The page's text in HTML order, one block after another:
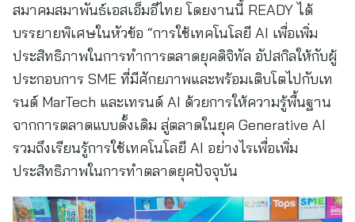
สมาคมสมาพันธ์เอสเอ็มอีไทย โดยงานนี้ READY ได้
บรรยายพิเศษในหัวข้อ “การใช้เทคโนโลยี AI เพื่อเพิ่ม
ประสิทธิภาพในการทำการตลาดยุคดิจิทัล อัปสกิลให้กับผู้
ประกอบการ SME ที่มีศักยภาพและพร้อมเติบโตไปกับเท
รนด์ MarTech และเทรนด์ AI ด้วยการให้ความรู้พื้นฐาน
จากการตลาดแบบดั้งเดิม สู่ตลาดในยุค Generative AI
รวมถึงเรียนรู้การใช้เทคโนโลยี AI อย่างไรเพื่อเพิ่ม
ประสิทธิภาพในการทำตลาดยุคปัจจุบัน